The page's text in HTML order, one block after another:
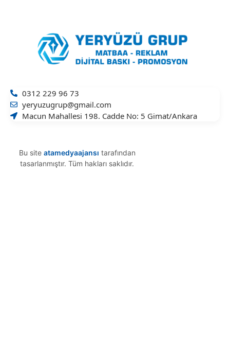
0312 229 96 73
yeryuzugrup@gmail.com
Macun Mahallesi 198. Cadde No: 5 Gimat/Ankara
Bu site atamedyaajansı tarafından
tasarlanmıştır. Tüm hakları saklıdır.